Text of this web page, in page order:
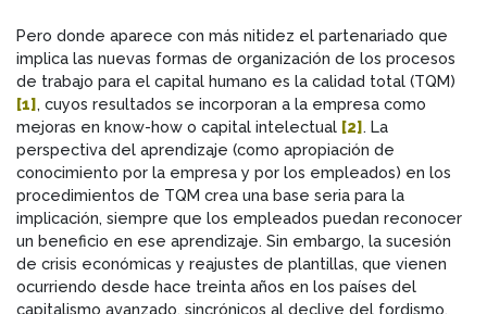
Pero donde aparece con más nitidez el partenariado que
implica las nuevas formas de organización de los procesos
de trabajo para el capital humano es la calidad total (TQM)
[1], cuyos resultados se incorporan a la empresa como
mejoras en know-how o capital intelectual [2]. La
perspectiva del aprendizaje (como apropiación de
conocimiento por la empresa y por los empleados) en los
procedimientos de TQM crea una base seria para la
implicación, siempre que los empleados puedan reconocer
un beneficio en ese aprendizaje. Sin embargo, la sucesión
de crisis económicas y reajustes de plantillas, que vienen
ocurriendo desde hace treinta años en los países del
capitalismo avanzado, sincrónicos al declive del fordismo,